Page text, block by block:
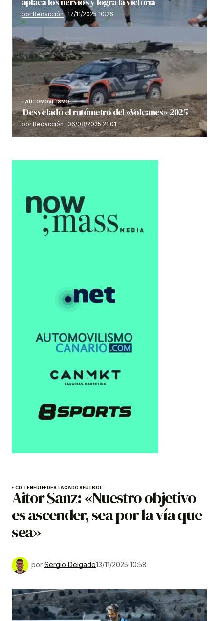
por Redacción 17/11/2025 10:26
AUTOMOVILISMO
Desvelado el rutómetro del «Volcanes» 2025
por Redacción 06/08/2025 21:01
CD TENERIFEDESTACADOSFÚTBOL
Aitor Sanz: «Nuestro objetivo
es ascender, sea por la vía que
sea»
por Sergio Delgado13/11/2025 10:58